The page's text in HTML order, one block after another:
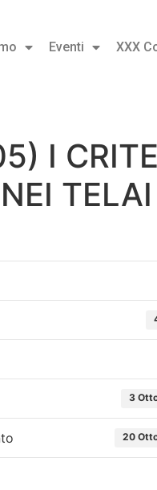
Eventi XXX
I
3
20